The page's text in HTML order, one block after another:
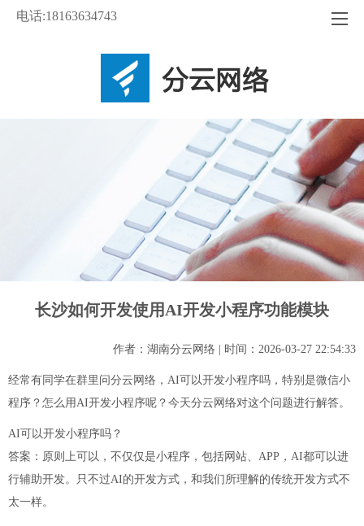
电话:18163634743
长沙如何开发使用AI开发小程序功能模块
作者：湖南分云网络 | 时间：2026-03-27 22:54:33
经常有同学在群里问分云网络，AI可以开发小程序吗，特别是微信小
程序？怎么用AI开发小程序呢？今天分云网络对这个问题进行解答。
AI可以开发小程序吗？
答案：原则上可以，不仅仅是小程序，包括网站、APP，AI都可以进
行辅助开发。只不过AI的开发方式，和我们所理解的传统开发方式不
太一样。